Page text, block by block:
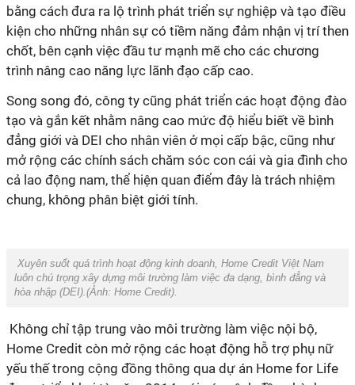
bằng cách đưa ra lộ trình phát triển sự nghiệp và tạo điều
kiện cho những nhân sự có tiềm năng đảm nhận vị trí then
chốt, bên cạnh việc đầu tư mạnh mẽ cho các chương
trình nâng cao năng lực lãnh đạo cấp cao.
Song song đó, công ty cũng phát triển các hoạt động đào
tạo và gắn kết nhằm nâng cao mức độ hiểu biết về bình
đẳng giới và DEI cho nhân viên ở mọi cấp bậc, cũng như
mở rộng các chính sách chăm sóc con cái và gia đình cho
cả lao động nam, thể hiện quan điểm đây là trách nhiệm
chung, không phân biệt giới tính.
Xuyên suốt quá trình hoạt động kinh doanh, Home Credit Việt Nam
luôn chú trọng xây dựng môi trường làm việc đa dạng, bình đẳng và
hòa nhập (DEI).(Ảnh: Home Credit).
Không chỉ tập trung vào môi trường làm việc nội bộ,
Home Credit còn mở rộng các hoạt động hỗ trợ phụ nữ
yếu thế trong cộng đồng thông qua dự án Home for Life